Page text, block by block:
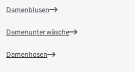
Damenblusen
Damenunterwäsche
Damenhosen